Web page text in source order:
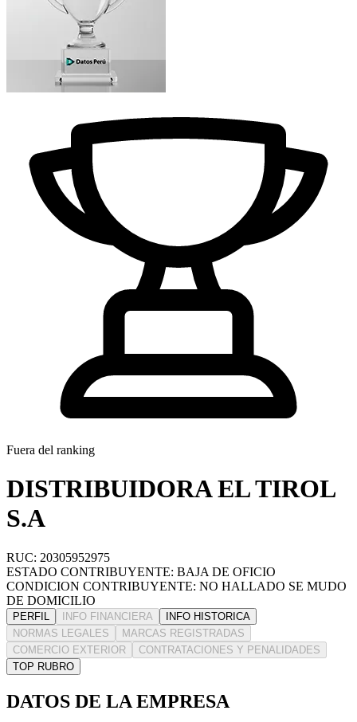
Fuera del ranking
DISTRIBUIDORA EL TIROL
S.A
RUC: 20305952975
ESTADO CONTRIBUYENTE: BAJA DE OFICIO
CONDICION CONTRIBUYENTE: NO HALLADO SE MUDO
DE DOMICILIO
PERFIL INFO FINANCIERA
INFO HISTORICA
NORMAS LEGALES
MARCAS REGISTRADAS
COMERCIO EXTERIOR
CONTRATACIONES Y PENALIDADES
TOP RUBRO
DATOS DE LA EMPRESA